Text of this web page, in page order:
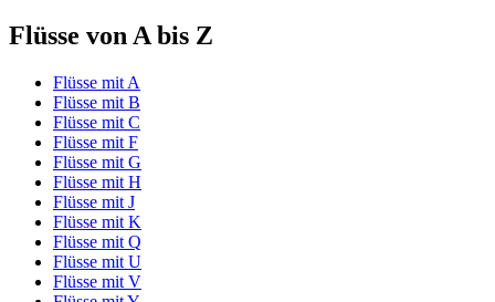
Flüsse von A bis Z
Flüsse mit A
Flüsse mit B
Flüsse mit C
Flüsse mit F
Flüsse mit G
Flüsse mit H
Flüsse mit J
Flüsse mit K
Flüsse mit Q
Flüsse mit U
Flüsse mit V